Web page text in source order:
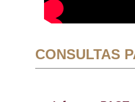
CONSULTAS